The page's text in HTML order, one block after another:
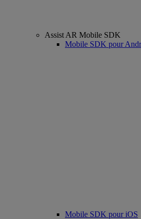
Assist AR Mobile SDK
Mobile SDK pour
Mobile SDK pour iOS